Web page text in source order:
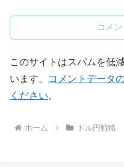
コメ
このサイトはスパムを低
います。
コメントデータ
ください。
ホーム ドル円戦略